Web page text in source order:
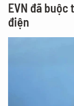
EVN đã
điện